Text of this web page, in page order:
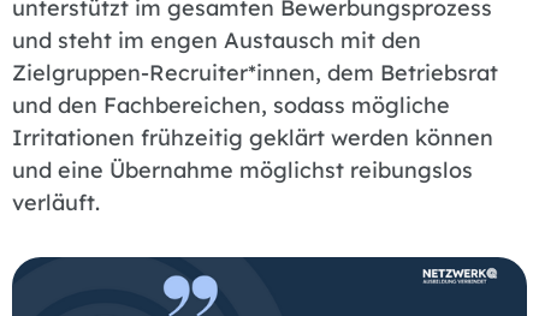
unterstützt im gesamten Bewerbungsprozess
und steht im engen Austausch mit den
Zielgruppen-Recruiter*innen, dem Betriebsrat
und den Fachbereichen, sodass mögliche
Irritationen frühzeitig geklärt werden können
und eine Übernahme möglichst reibungslos
verläuft.